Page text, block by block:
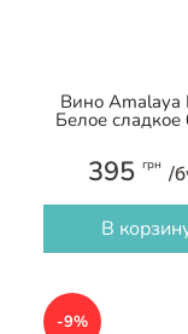
Вино Amalaya
Белое сладкое
395 грн /
В
-9%